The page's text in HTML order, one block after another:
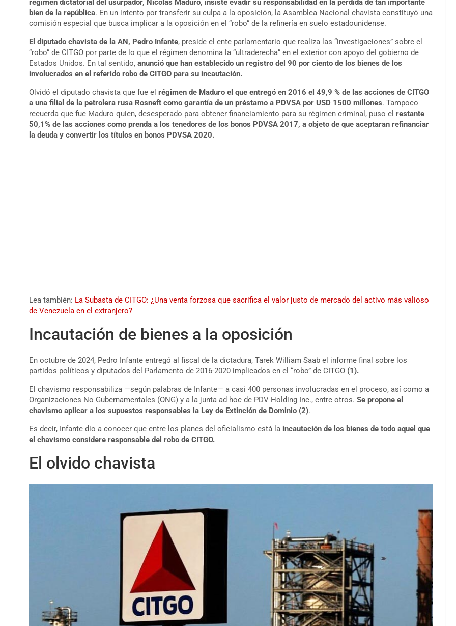
régimen dictatorial del usurpador, Nicolás Maduro, insiste evadir su responsabilidad en la pérdida de tan importante
bien de la república. En un intento por transferir su culpa a la oposición, la Asamblea Nacional chavista constituyó una
comisión especial que busca implicar a la oposición en el “robo” de la refinería en suelo estadounidense.
El diputado chavista de la AN, Pedro Infante, preside el ente parlamentario que realiza las “investigaciones” sobre el
“robo” de CITGO por parte de lo que el régimen denomina la “ultraderecha” en el exterior con apoyo del gobierno de
Estados Unidos. En tal sentido, anunció que han establecido un registro del 90 por ciento de los bienes de los
involucrados en el referido robo de CITGO para su incautación.
Olvidó el diputado chavista que fue el régimen de Maduro el que entregó en 2016 el 49,9 % de las acciones de CITGO
a una filial de la petrolera rusa Rosneft como garantía de un préstamo a PDVSA por USD 1500 millones. Tampoco
recuerda que fue Maduro quien, desesperado para obtener financiamiento para su régimen criminal, puso el restante
50,1% de las acciones como prenda a los tenedores de los bonos PDVSA 2017, a objeto de que aceptaran refinanciar
la deuda y convertir los títulos en bonos PDVSA 2020.
Lea también: La Subasta de CITGO: ¿Una venta forzosa que sacrifica el valor justo de mercado del activo más valioso
de Venezuela en el extranjero?
Incautación de bienes a la oposición
En octubre de 2024, Pedro Infante entregó al fiscal de la dictadura, Tarek William Saab el informe final sobre los
partidos políticos y diputados del Parlamento de 2016-2020 implicados en el “robo” de CITGO (1).
El chavismo responsabiliza —según palabras de Infante— a casi 400 personas involucradas en el proceso, así como a
Organizaciones No Gubernamentales (ONG) y a la junta ad hoc de PDV Holding Inc., entre otros. Se propone el
chavismo aplicar a los supuestos responsables la Ley de Extinción de Dominio (2).
Es decir, Infante dio a conocer que entre los planes del oficialismo está la incautación de los bienes de todo aquel que
el chavismo considere responsable del robo de CITGO.
El olvido chavista